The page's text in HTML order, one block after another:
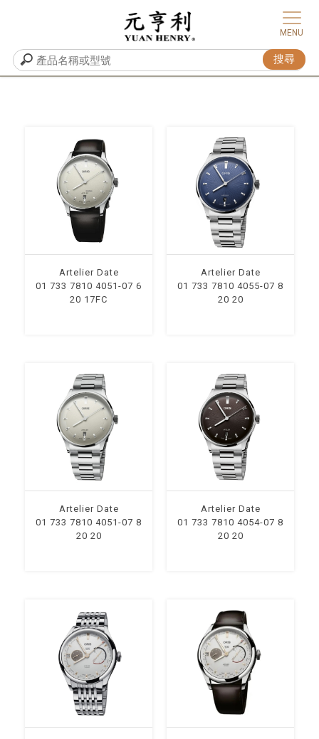
Artelier Date
01 733 7810 4051-07 6
20 17FC
Artelier Date
01 733 7810 4055-07 8
20 20
Artelier Date
01 733 7810 4051-07 8
20 20
Artelier Date
01 733 7810 4054-07 8
20 20